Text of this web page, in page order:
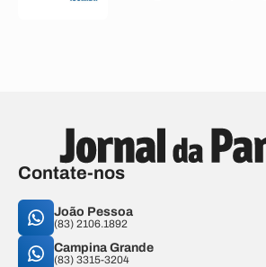
Contate-nos
João Pessoa
(83) 2106.1892
Campina Grande
(83) 3315-3204